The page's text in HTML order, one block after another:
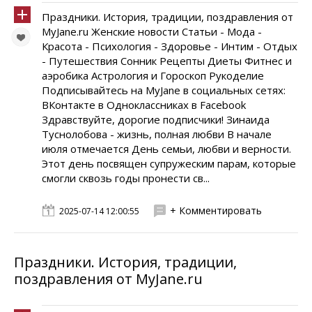
Праздники. История, традиции, поздравления от
MyJane.ru Женские новости Статьи - Мода -
Красота - Психология - Здоровье - Интим - Отдых
- Путешествия Сонник Рецепты Диеты Фитнес и
аэробика Астрология и Гороскоп Рукоделие
Подписывайтесь на MyJane в социальных сетях:
ВКонтакте в Одноклассниках в Facebook
Здравствуйте, дорогие подписчики! Зинаида
Туснолобова - жизнь, полная любви В начале
июля отмечается День семьи, любви и верности.
Этот день посвящен супружеским парам, которые
смогли сквозь годы пронести св...
2025-07-14 12:00:55 + Комментировать
Праздники. История, традиции,
поздравления от MyJane.ru